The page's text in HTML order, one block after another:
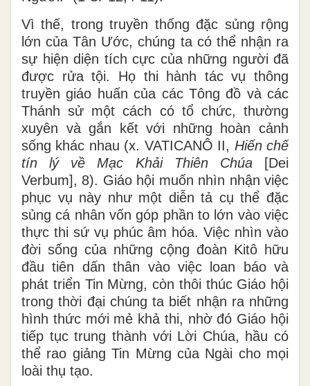
Vì thế, trong truyền thống đặc sủng rộng
lớn của Tân Ước, chúng ta có thể nhận ra
sự hiện diện tích cực của những người đã
được rửa tội. Họ thi hành tác vụ thông
truyền giáo huấn của các Tông đồ và các
Thánh sử một cách có tổ chức, thường
xuyên và gắn kết với những hoàn cảnh
sống khác nhau (x. VATICANÔ II, Hiến chế
tín lý về Mạc Khải Thiên Chúa
[Dei
Verbum], 8). Giáo hội muốn nhìn nhận việc
phục vụ này như một diễn tả cụ thể đặc
sủng cá nhân vốn góp phần to lớn vào việc
thực thi sứ vụ phúc âm hóa. Việc nhìn vào
đời sống của những cộng đoàn Kitô hữu
đầu tiên dấn thân vào việc loan báo và
phát triển Tin Mừng, còn thôi thúc Giáo hội
trong thời đại chúng ta biết nhận ra những
hình thức mới mẻ khả thi, nhờ đó Giáo hội
tiếp tục trung thành với Lời Chúa, hầu có
thể rao giảng Tin Mừng của Ngài cho mọi
loài thụ tạo.